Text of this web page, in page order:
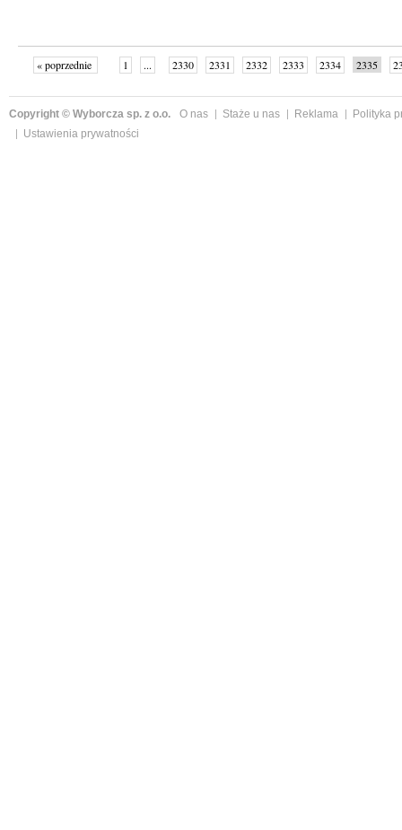
« poprzednie 1 ... 2330 2331 2332 2333 2334 2335
Copyright © Wyborcza sp. z o.o. O nas Staże u nas Reklama
Polityka
Ustawienia prywatności